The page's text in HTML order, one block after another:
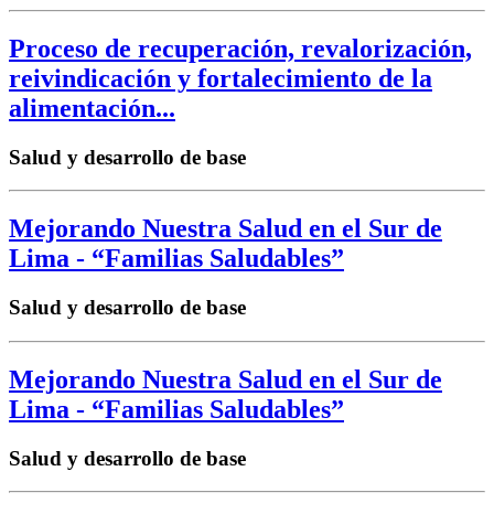
Proceso de recuperación, revalorización,
reivindicación y fortalecimiento de la
alimentación...
Salud y desarrollo de base
Mejorando Nuestra Salud en el Sur de
Lima - “Familias Saludables”
Salud y desarrollo de base
Mejorando Nuestra Salud en el Sur de
Lima - “Familias Saludables”
Salud y desarrollo de base